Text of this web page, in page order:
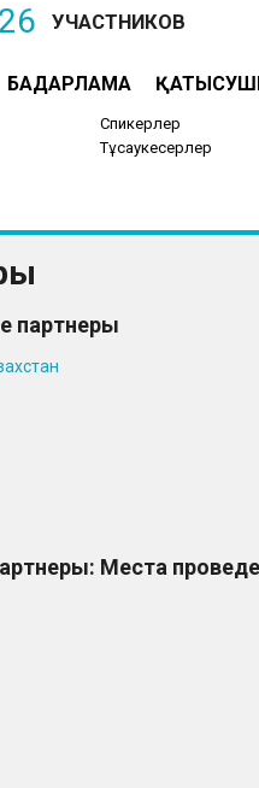
УЧАСТНИКОВ
БАҒДАРЛАМА
Спикерлер
Тұсаукесерлер
партнеры
Места